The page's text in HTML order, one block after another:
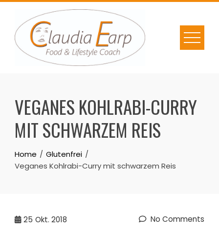
Skip
content
VEGANES KOHLRABI-CURRY
MIT SCHWARZEM REIS
Home
Glutenfrei
Veganes Kohlrabi-Curry mit schwarzem Reis
25 Okt. 2018 No Comments